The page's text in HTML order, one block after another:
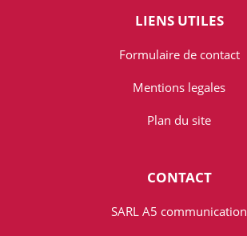
LIENS UTILES
Formulaire de contact
Mentions legales
Plan du site
CONTACT
SARL A5 communication